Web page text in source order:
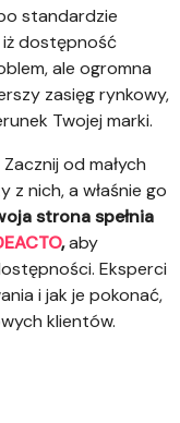
standardzie
iż dostępność
ale ogromna
zasięg rynkowy,
Twojej marki.
od małych
z nich, a właśnie go
strona spełnia
,aby
Eksperci
i jak je pokonać,
klientów.